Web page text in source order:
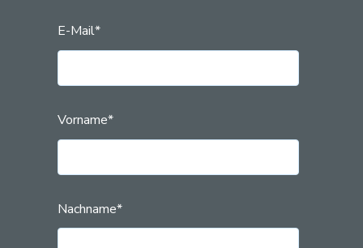
E-Mail*
Vorname*
Nachname*